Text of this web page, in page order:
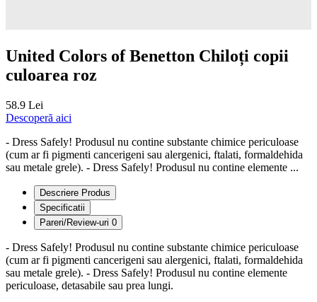
United Colors of Benetton Chiloți copii
culoarea roz
58.9 Lei
Descoperă aici
- Dress Safely! Produsul nu contine substante chimice periculoase
(cum ar fi pigmenti cancerigeni sau alergenici, ftalati, formaldehida
sau metale grele). - Dress Safely! Produsul nu contine elemente ...
Descriere Produs
Specificatii
Pareri/Review-uri 0
- Dress Safely! Produsul nu contine substante chimice periculoase
(cum ar fi pigmenti cancerigeni sau alergenici, ftalati, formaldehida
sau metale grele). - Dress Safely! Produsul nu contine elemente
periculoase, detasabile sau prea lungi.